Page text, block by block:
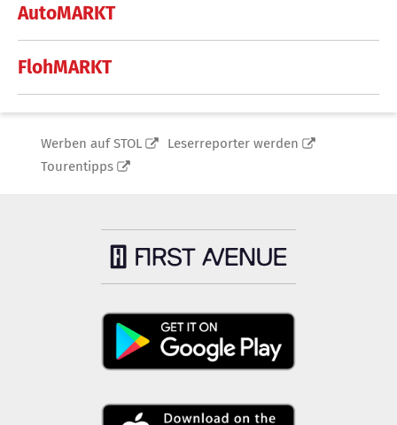
AutoMARKT
FlohMARKT
Werben auf STOL
Leserreporter werden
Tourentipps